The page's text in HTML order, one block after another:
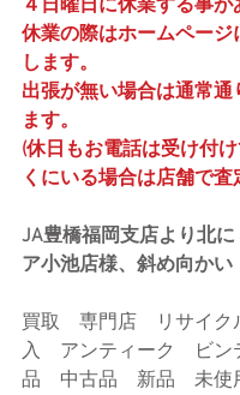
４日曜日に休業する事が
休業の際はホームページ
します。
出張が無い場合は通常通
ます。
(休日もお電話は受け付
くにいる場合は店舗で
JA豊橋福岡支店より北に
ア小池店様、斜め向かい
買取　専門店　リサイク
入　アンティーク　ビン
品　中古品　新品　未使